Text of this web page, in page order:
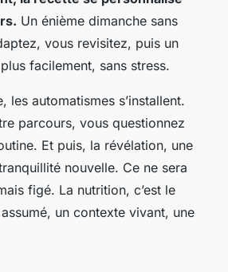
Un énième dimanche sans
vous revisitez, puis un
facilement, sans stress.
les automatismes s’installent.
parcours, vous questionnez
Et puis, la révélation, une
nouvelle. Ce ne sera
figé. La nutrition, c’est le
un contexte vivant, une